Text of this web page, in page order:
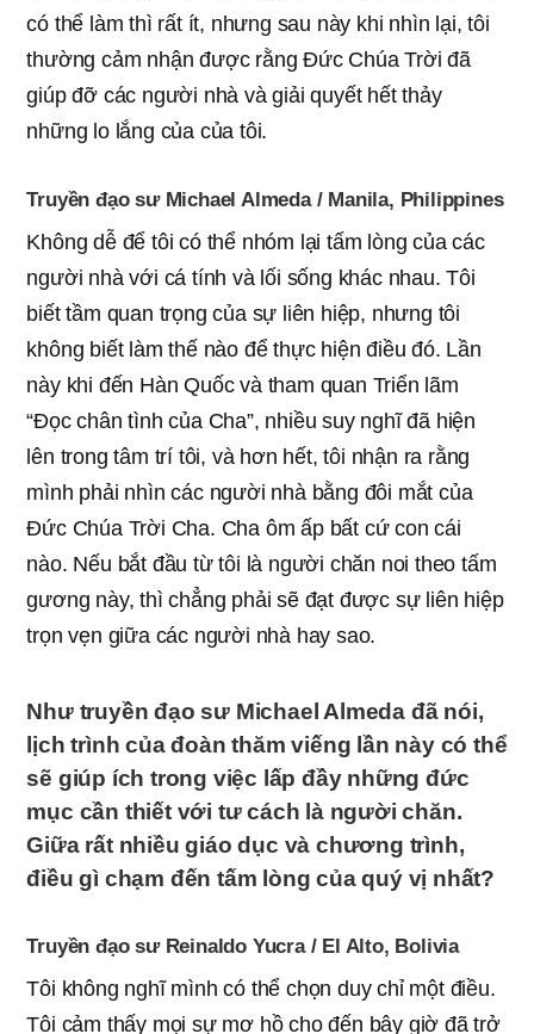
có thể làm thì rất ít, nhưng sau này khi nhìn lại, tôi
thường cảm nhận được rằng Đức Chúa Trời đã
giúp đỡ các người nhà và giải quyết hết thảy
những lo lắng của của tôi.
Truyền đạo sư Michael Almeda / Manila, Philippines
Không dễ để tôi có thể nhóm lại tấm lòng của các
người nhà với cá tính và lối sống khác nhau. Tôi
biết tầm quan trọng của sự liên hiệp, nhưng tôi
không biết làm thế nào để thực hiện điều đó. Lần
này khi đến Hàn Quốc và tham quan Triển lãm
“Đọc chân tình của Cha”, nhiều suy nghĩ đã hiện
lên trong tâm trí tôi, và hơn hết, tôi nhận ra rằng
mình phải nhìn các người nhà bằng đôi mắt của
Đức Chúa Trời Cha. Cha ôm ấp bất cứ con cái
nào. Nếu bắt đầu từ tôi là người chăn noi theo tấm
gương này, thì chẳng phải sẽ đạt được sự liên hiệp
trọn vẹn giữa các người nhà hay sao.
Như truyền đạo sư Michael Almeda đã nói,
lịch trình của đoàn thăm viếng lần này có thể
sẽ giúp ích trong việc lấp đầy những đức
mục cần thiết với tư cách là người chăn.
Giữa rất nhiều giáo dục và chương trình,
điều gì chạm đến tấm lòng của quý vị nhất?
Truyền đạo sư Reinaldo Yucra / El Alto, Bolivia
Tôi không nghĩ mình có thể chọn duy chỉ một điều.
Tôi cảm thấy mọi sự mơ hồ cho đến bây giờ đã trở